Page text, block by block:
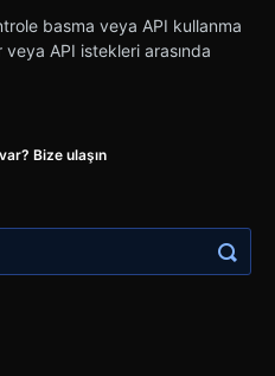
basma veya API kullanma
API istekleri arasında
Bize ulaşın